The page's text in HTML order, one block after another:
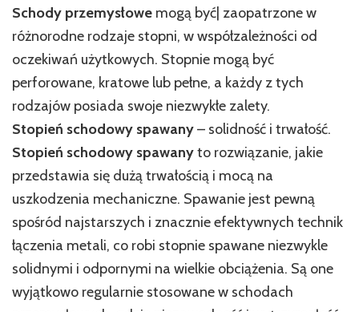
Schody przemysłowe mogą być| zaopatrzone w
różnorodne rodzaje stopni, w współzależności od
oczekiwań użytkowych. Stopnie mogą być
perforowane, kratowe lub pełne, a każdy z tych
rodzajów posiada swoje niezwykłe zalety.
Stopień schodowy spawany– solidność i trwałość.
Stopień schodowy spawanyto rozwiązanie, jakie
przedstawia się dużą trwałością i mocą na
uszkodzenia mechaniczne. Spawanie jest pewną
spośród najstarszych i znacznie efektywnych technik
łączenia metali, co robi stopnie spawane niezwykle
solidnymi i odpornymi na wielkie obciążenia. Są one
wyjątkowo regularnie stosowane w schodach